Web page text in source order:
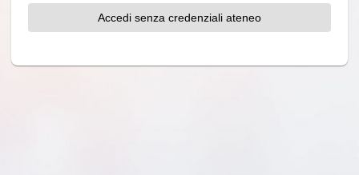
Accedi senza credenziali ateneo